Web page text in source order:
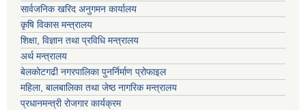
सार्वजनिक खरिद अनुगमन कार्यालय
कृषि विकास मन्त्रालय
शिक्षा, विज्ञान तथा प्रविधि मन्त्रालय
अर्थ मन्त्रालय
बेलकोटगढी नगरपालिका पुनर्निर्माण प्रोफाइल
महिला, बालबालिका तथा जेष्ठ नागरिक मन्त्रालय
प्रधानमन्त्री रोजगार कार्यक्रम